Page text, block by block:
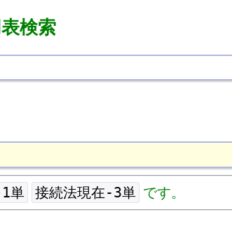
検索
単 接続法現在-3単 です。